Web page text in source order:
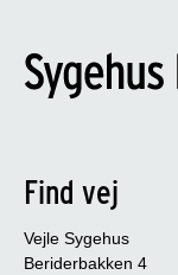
Find vej
Vejle Sygehus
Beriderbakken 4